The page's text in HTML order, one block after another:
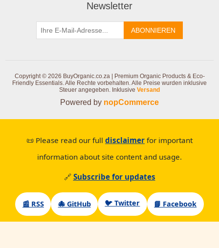
Newsletter
ABONNIEREN
Copyright © 2026 BuyOrganic.co.za | Premium Organic Products & Eco-
Friendly Essentials. Alle Rechte vorbehalten.Alle Preise wurden inklusive
Steuer angegeben. Inklusive Versand
Powered by nopCommerce
📜 Please read our full disclaimer for important
information about site content and usage.
🔗 Subscribe for updates
📰 RSS 🐙 GitHub 🐦 Twitter 📘 Facebook